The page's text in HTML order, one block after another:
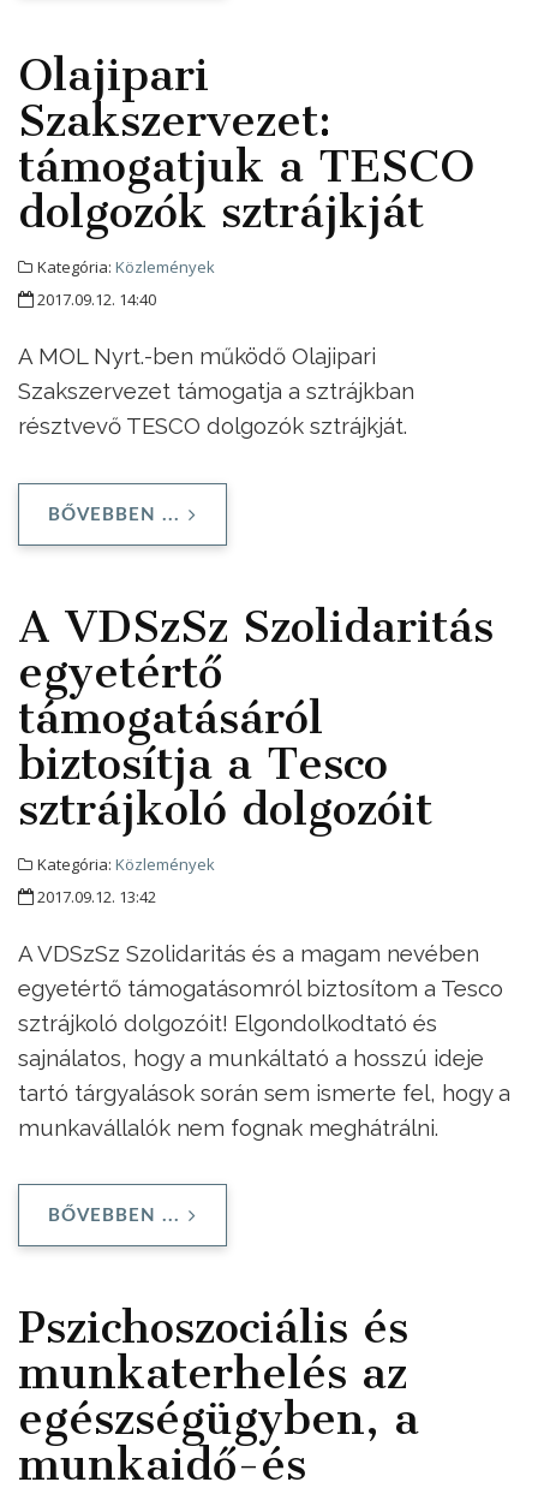
Olajipari
Szakszervezet:
támogatjuk a TESCO
dolgozók sztrájkját
Kategória: Közlemények
2017.09.12. 14:40
A MOL Nyrt.-ben működő Olajipari
Szakszervezet támogatja a sztrájkban
résztvevő TESCO dolgozók sztrájkját.
BŐVEBBEN ...
A VDSzSz Szolidaritás
egyetértő
támogatásáról
biztosítja a Tesco
sztrájkoló dolgozóit
Kategória: Közlemények
2017.09.12. 13:42
A VDSzSz Szolidaritás és a magam nevében
egyetértő támogatásomról biztosítom a Tesco
sztrájkoló dolgozóit! Elgondolkodtató és
sajnálatos, hogy a munkáltató a hosszú ideje
tartó tárgyalások során sem ismerte fel, hogy a
munkavállalók nem fognak meghátrálni.
BŐVEBBEN ...
Pszichoszociális és
munkaterhelés az
egészségügyben, a
munkaidő-és